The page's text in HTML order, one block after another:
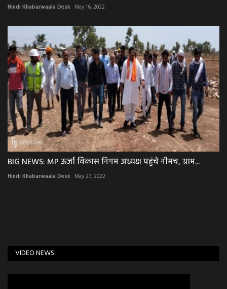
Hindi Khabarwaala Desk May 16, 2022
BIG NEWS: MP ऊर्जा विकास निगम अध्यक्ष पहुंचे नीमच, ग्राम...
Hindi Khabarwaala Desk May 27, 2022
VIDEO NEWS